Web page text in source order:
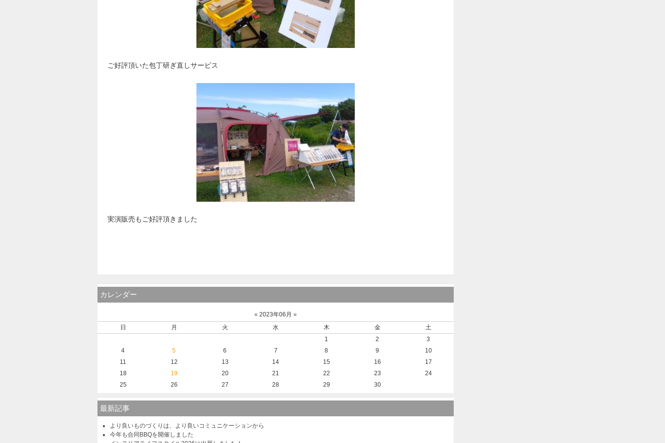
ご好評頂いた包丁研ぎ直しサービス
実演販売もご好評頂きました
カレンダー
« 2023年06月 »
日
月 火 水 木 金
土
1
2
3
4
5 6 7 8 9
10
11
12 13 14 15 16
17
18
19 20 21 22 23
24
25
26 27 28 29 30
最新記事
より良いものづくりは、より良いコミュニケーションから
今年も合同BBQを開催しました